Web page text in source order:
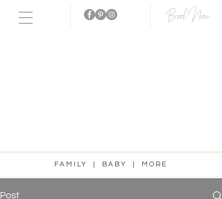
Book Now
FAMILY | BABY | MORE
Post